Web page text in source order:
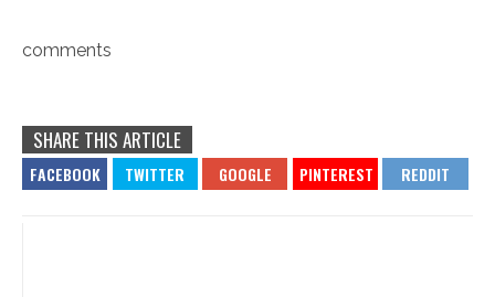
comments
SHARE THIS ARTICLE